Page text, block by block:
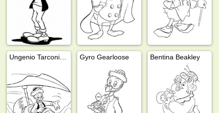
Gyro Gearloose Bentina Beakley